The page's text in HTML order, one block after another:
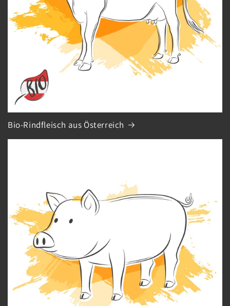
Bio-Rindfleisch aus Österreich